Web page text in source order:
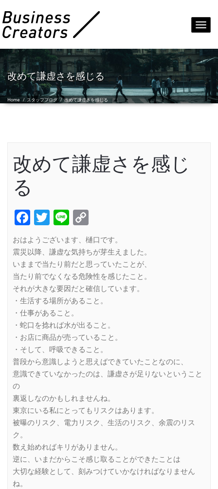
改めて謙虚さを感じる
Home / スタッフブログ /改めて謙虚さを感じる
改めて謙虚さを感じ
る
Facebook
Twitter
Line
Link
おはようございます、樋口です。
震災以降、謙虚な気持ちが芽生えました。
いままで当たり前だと思っていたことが、
当たり前でなくなる危険性を感じたこと。
それが大きな要因だと確信しています。
・生活する場所があること。
・仕事があること。
・蛇口を捻れば水が出ること。
・お店に商品が売っていること。
・そして、呼吸できること。
普段から意識しようと思えばできていたことなのに、
意識できていなかったのは、謙虚さが足りないということ
の
裏返しなのかもしれませんね。
東京にいる私にとってもリスクはあります。
被曝のリスク、電力リスク、生活のリスク、余震のリス
ク。
数え始めればキリがありません。
逆に、いまだからこそ感じ取ることができたことは
大切な経験として、刻みつけていかなければなりません
ね。